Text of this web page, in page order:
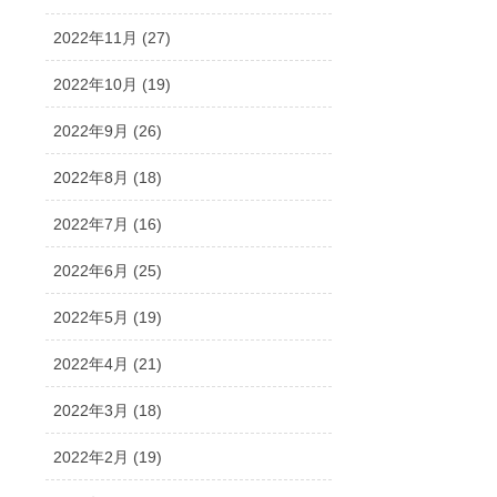
2022年11月 (27)
2022年10月 (19)
2022年9月 (26)
2022年8月 (18)
2022年7月 (16)
2022年6月 (25)
2022年5月 (19)
2022年4月 (21)
2022年3月 (18)
2022年2月 (19)